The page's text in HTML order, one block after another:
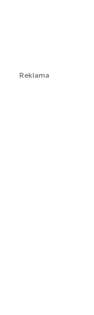
Reklama